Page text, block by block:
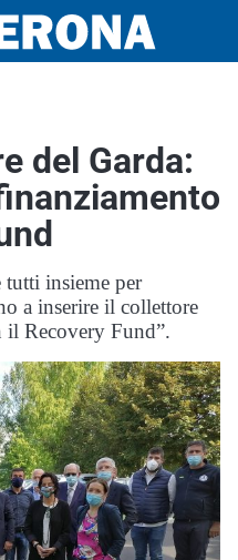
del Garda:
tutti insieme per
a inserire il collettore
il Recovery Fund”.